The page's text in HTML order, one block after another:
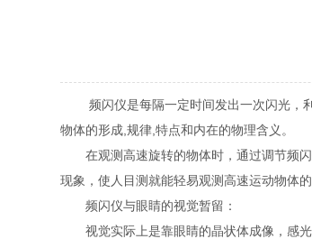
频闪仪是每隔一定时间发出一次闪光，利
物体的形成,规律,特点和内在的物理含义。
在观测高速旋转的物体时，通过调节频闪
现象，使人目测就能轻易观测高速运动物体的
频闪仪与眼睛的视觉暂留：
视觉实际上是靠眼睛的晶状体成像，感光